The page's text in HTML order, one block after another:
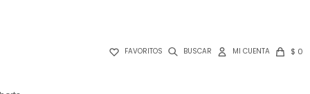
 FAVORITOS $ 0